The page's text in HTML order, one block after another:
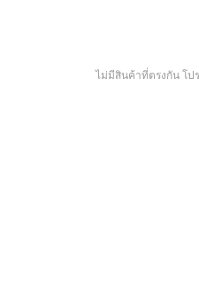
ไม่มีสินค้าที่ตรงกัน โป